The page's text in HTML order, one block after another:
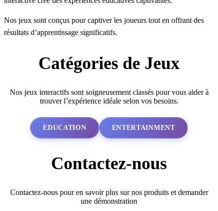
Nos jeux sont conçus pour captiver les joueurs tout en offrant des
résultats d’apprentissage significatifs.
Catégories de Jeux
Nos jeux interactifs sont soigneusement classés pour vous aider à
trouver l’expérience idéale selon vos besoins.
EDUCATION ENTERTAINMENT
Contactez-nous
Contactez-nous pour en savoir plus sur nos produits et demander
une démonstration